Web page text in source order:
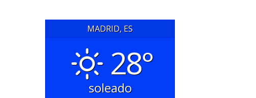
MADRID, ES
28°
soleado